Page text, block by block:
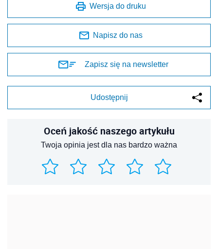
Wersja do druku
Napisz do nas
Zapisz się na newsletter
Udostępnij
Oceń jakość naszego artykułu
Twoja opinia jest dla nas bardzo ważna